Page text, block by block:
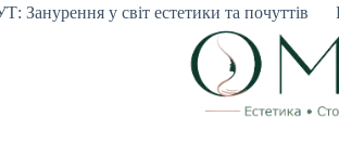
у світ естетики та почуттів